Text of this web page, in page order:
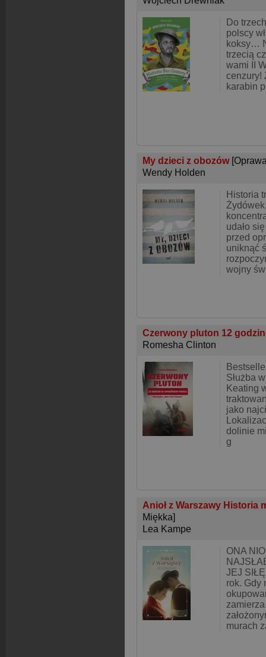
Do
polscy
koksy…
trzecią
wami II
cenzury!
karabin
My dzieci z obozów
Wendy Holden
Historia
udało
przed
uniknąć
wojny
Czerwony pluton 12
Romesha Clinton
Służba
Keating
jako
dolinie
g
Anioł z Warszawy Historia
Miękka]
Lea Kampe
ONA
JEJ
rok. Gdy
murach